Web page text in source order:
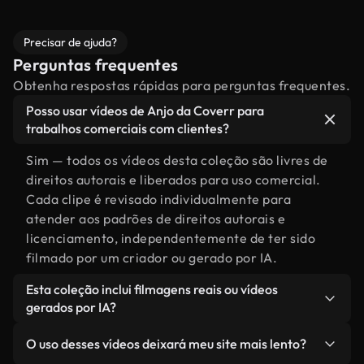
Precisar de ajuda?
Perguntas frequentes
Obtenha respostas rápidas para perguntas frequentes.
Posso usar vídeos de Anjo da Coverr para
trabalhos comerciais com clientes?
Sim — todos os vídeos desta coleção são livres de
direitos autorais e liberados para uso comercial.
Cada clipe é revisado individualmente para
atender aos padrões de direitos autorais e
licenciamento, independentemente de ter sido
filmado por um criador ou gerado por IA.
Esta coleção inclui filmagens reais ou vídeos
gerados por IA?
por filmagens reais, feitas por humanos,
O uso desses vídeos deixará meu site mais lento?